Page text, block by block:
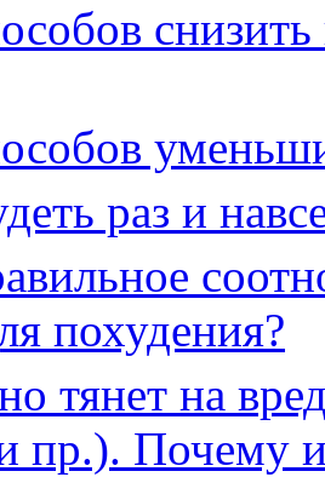
раз и
похудения?
тянет на
пр.). Почему